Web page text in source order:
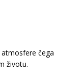
čega
životu.